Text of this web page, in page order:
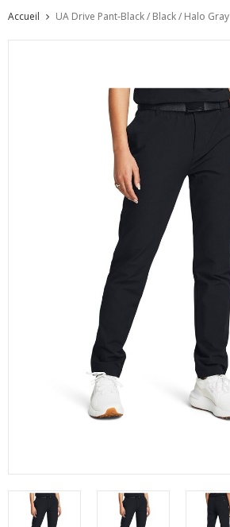
Accueil UA Drive Pant-Black / Black / Halo Gray